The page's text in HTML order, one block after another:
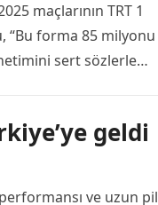
maçlarının TRT 1
“Bu forma 85 milyonu
sert sözlerle
geldi
ve uzun pil